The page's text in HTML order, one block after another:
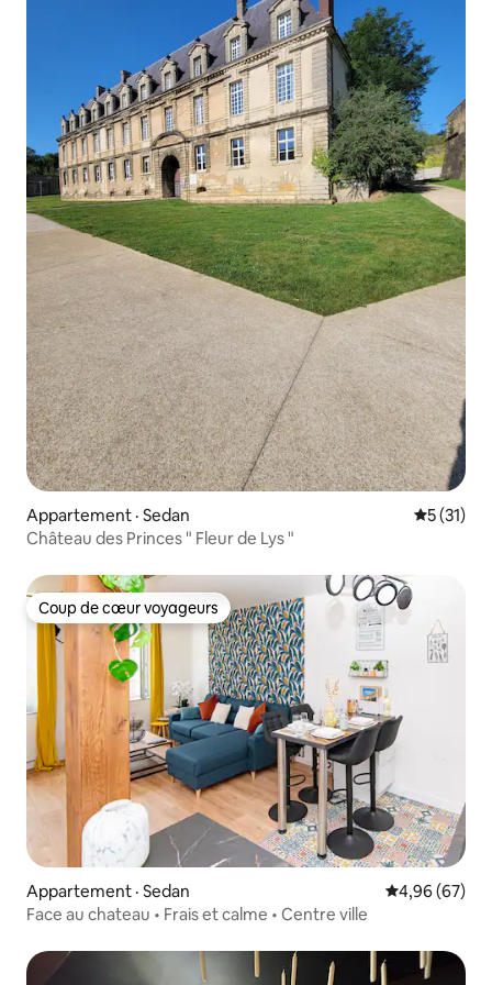
Appartement · Sedan Note
5 (31)
Château des Princes " Fleur de Lys "
Coup de cœur voyageurs
Coup de cœur voyageurs
Appartement · Sedan Note
4,96 (67)
Face au chateau • Frais et calme • Centre ville